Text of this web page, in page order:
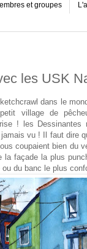
et groupes
les USK
dans le
village de
! les
vu ! Il faut dire
coupaient bien du
la façade la plus
du banc le plus